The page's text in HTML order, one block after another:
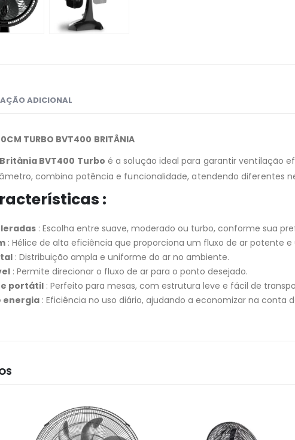
ADICIONAL
TURBO BVT400 BRITÂNIA
BVT400 Turbo é a solução ideal para garantir ventilação
combina potência e funcionalidade, atendendo diferentes
:
: Escolha entre suave, moderado ou turbo, conforme sua
: Hélice de alta eficiência que proporciona um fluxo de ar potente e
: Distribuição ampla e uniforme do ar no ambiente.
: Permite direcionar o fluxo de ar para o ponto desejado.
e portátil : Perfeito para mesas, com estrutura leve e fácil de
energia : Eficiência no uso diário, ajudando a economizar na conta